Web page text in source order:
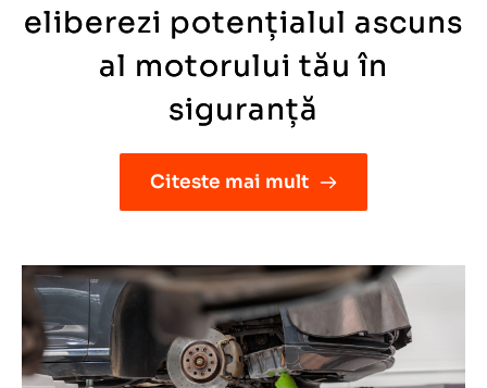
eliberezi potențialul ascuns
al motorului tău în
siguranță
Citeste mai mult